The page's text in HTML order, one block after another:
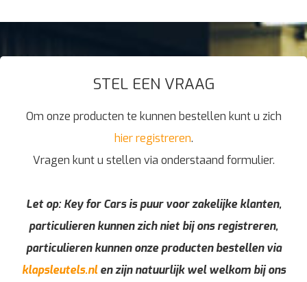
STEL EEN VRAAG
Om onze producten te kunnen bestellen kunt u zich
hier registreren.
Vragen kunt u stellen via onderstaand formulier.
Let op: Key for Cars is puur voor zakelijke klanten,
particulieren kunnen zich niet bij ons registreren,
particulieren kunnen onze producten bestellen via
klapsleutels.nlen zijn natuurlijk wel welkom bij ons